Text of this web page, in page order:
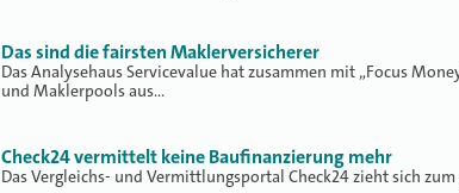
Das sind die fairsten Maklerversicherer
Das Analysehaus Servicevalue hat zusammen mit „Focus
und Maklerpools aus…
Check24 vermittelt keine Baufinanzierung mehr
Das Vergleichs- und Vermittlungsportal Check24 zieht sich